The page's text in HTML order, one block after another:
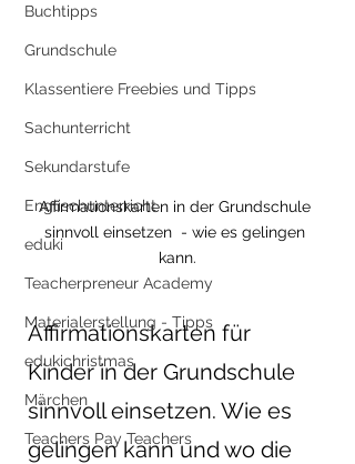
Buchtipps
Grundschule
Klassentiere Freebies und Tipps
Sachunterricht
Sekundarstufe
Englischunterricht
eduki
Teacherpreneur Academy
Materialerstellung - Tipps
edukichristmas
Märchen
Teachers Pay Teachers
Affirmationskarten in der Grundschule
sinnvoll einsetzen  - wie es gelingen
kann.
Affirmationskarten für
Kinder in der Grundschule
sinnvoll einsetzen. Wie es
gelingen kann und wo die